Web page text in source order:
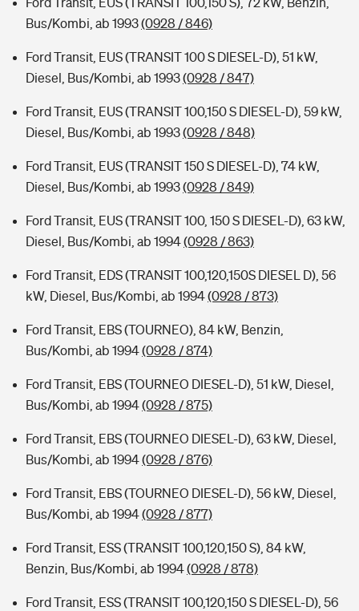
Bus/Kombi, ab 1993(0928 / 846)
Ford Transit, EUS (TRANSIT 100 S DIESEL-D), 51 kW,
Diesel, Bus/Kombi, ab 1993(0928 / 847)
Ford Transit, EUS (TRANSIT 100,150 S DIESEL-D), 59 kW,
Diesel, Bus/Kombi, ab 1993(0928 / 848)
Ford Transit, EUS (TRANSIT 150 S DIESEL-D), 74 kW,
Diesel, Bus/Kombi, ab 1993(0928 / 849)
Ford Transit, EUS (TRANSIT 100, 150 S DIESEL-D), 63 kW,
Diesel, Bus/Kombi, ab 1994(0928 / 863)
Ford Transit, EDS (TRANSIT 100,120,150S DIESEL D), 56
kW, Diesel, Bus/Kombi, ab 1994(0928 / 873)
Ford Transit, EBS (TOURNEO), 84 kW, Benzin,
Bus/Kombi, ab 1994(0928 / 874)
Ford Transit, EBS (TOURNEO DIESEL-D), 51 kW, Diesel,
Bus/Kombi, ab 1994(0928 / 875)
Ford Transit, EBS (TOURNEO DIESEL-D), 63 kW, Diesel,
Bus/Kombi, ab 1994(0928 / 876)
Ford Transit, EBS (TOURNEO DIESEL-D), 56 kW, Diesel,
Bus/Kombi, ab 1994(0928 / 877)
Ford Transit, ESS (TRANSIT 100,120,150 S), 84 kW,
Benzin, Bus/Kombi, ab 1994(0928 / 878)
Ford Transit, ESS (TRANSIT 100,120,150 S DIESEL-D), 56